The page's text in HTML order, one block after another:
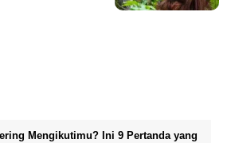
Mengikutimu? Ini 9 Pertanda yang